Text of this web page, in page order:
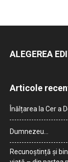
ALEGEREA
Articole
Înălțarea la Cer a
Dumnezeu…
Recunoștință și